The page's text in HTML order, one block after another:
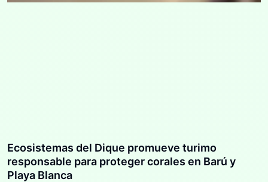
Ecosistemas del Dique promueve turimo
responsable para proteger corales en Barú y
Playa Blanca